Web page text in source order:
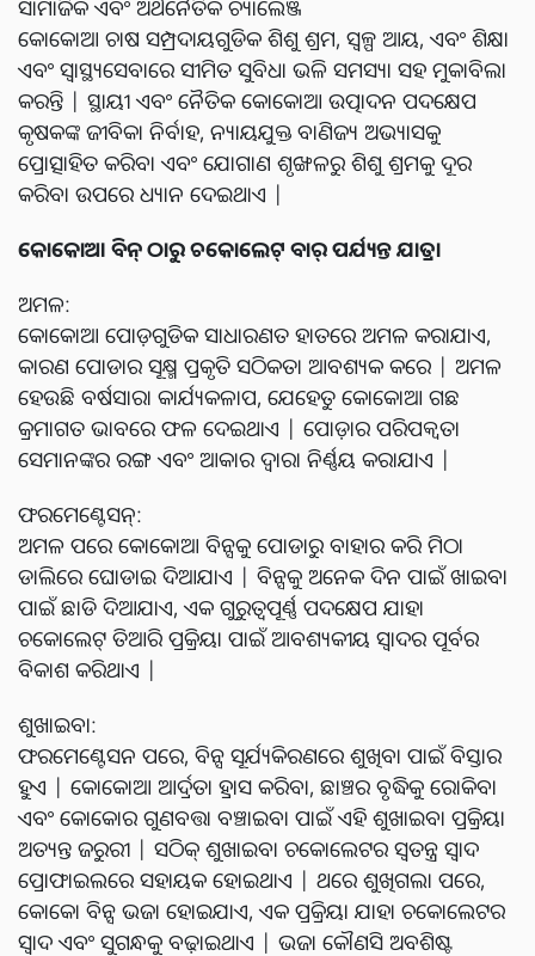
ସାମାଜିକ ଏବଂ ଅର୍ଥନୈତିକ ଚ୍ୟାଲେଞ୍ଜ
କୋକୋଆ ଚାଷ ସମ୍ପ୍ରଦାୟଗୁଡିକ ଶିଶୁ ଶ୍ରମ, ସ୍ୱଳ୍ପ ଆୟ, ଏବଂ ଶିକ୍ଷା
ଏବଂ ସ୍ୱାସ୍ଥ୍ୟସେବାରେ ସୀମିତ ସୁବିଧା ଭଳି ସମସ୍ୟା ସହ ମୁକାବିଲା
କରନ୍ତି | ସ୍ଥାୟୀ ଏବଂ ନୈତିକ କୋକୋଆ ଉତ୍ପାଦନ ପଦକ୍ଷେପ
କୃଷକଙ୍କ ଜୀବିକା ନିର୍ବାହ, ନ୍ୟାୟଯୁକ୍ତ ବାଣିଜ୍ୟ ଅଭ୍ୟାସକୁ
ପ୍ରୋତ୍ସାହିତ କରିବା ଏବଂ ଯୋଗାଣ ଶୃଙ୍ଖଳରୁ ଶିଶୁ ଶ୍ରମକୁ ଦୂର
କରିବା ଉପରେ ଧ୍ୟାନ ଦେଇଥାଏ |
କୋକୋଆ ବିନ୍ ଠାରୁ ଚକୋଲେଟ୍ ବାର୍ ପର୍ଯ୍ୟନ୍ତ ଯାତ୍ରା
ଅମଳ:
କୋକୋଆ ପୋଡ଼ଗୁଡିକ ସାଧାରଣତ ହାତରେ ଅମଳ କରାଯାଏ,
କାରଣ ପୋଡାର ସୂକ୍ଷ୍ମ ପ୍ରକୃତି ସଠିକତା ଆବଶ୍ୟକ କରେ | ଅମଳ
ହେଉଛି ବର୍ଷସାରା କାର୍ଯ୍ୟକଳାପ, ଯେହେତୁ କୋକୋଆ ଗଛ
କ୍ରମାଗତ ଭାବରେ ଫଳ ଦେଇଥାଏ | ପୋଡ଼ାର ପରିପକ୍ୱତା
ସେମାନଙ୍କର ରଙ୍ଗ ଏବଂ ଆକାର ଦ୍ୱାରା ନିର୍ଣ୍ଣୟ କରାଯାଏ |
ଫରମେଣ୍ଟେସନ୍:
ଅମଳ ପରେ କୋକୋଆ ବିନ୍ସକୁ ପୋଡାରୁ ବାହାର କରି ମିଠା
ଡାଲିରେ ଘୋଡାଇ ଦିଆଯାଏ | ବିନ୍ସକୁ ଅନେକ ଦିନ ପାଇଁ ଖାଇବା
ପାଇଁ ଛାଡି ଦିଆଯାଏ, ଏକ ଗୁରୁତ୍ୱପୂର୍ଣ୍ଣ ପଦକ୍ଷେପ ଯାହା
ଚକୋଲେଟ୍ ତିଆରି ପ୍ରକ୍ରିୟା ପାଇଁ ଆବଶ୍ୟକୀୟ ସ୍ୱାଦର ପୂର୍ବର
ବିକାଶ କରିଥାଏ |
ଶୁଖାଇବା:
ଫରମେଣ୍ଟେସନ ପରେ, ବିନ୍ସ ସୂର୍ଯ୍ୟକିରଣରେ ଶୁଖିବା ପାଇଁ ବିସ୍ତାର
ହୁଏ | କୋକୋଆ ଆର୍ଦ୍ରତା ହ୍ରାସ କରିବା, ଛାଞ୍ଚର ବୃଦ୍ଧିକୁ ରୋକିବା
ଏବଂ କୋକୋର ଗୁଣବତ୍ତା ବଞ୍ଚାଇବା ପାଇଁ ଏହି ଶୁଖାଇବା ପ୍ରକ୍ରିୟା
ଅତ୍ୟନ୍ତ ଜରୁରୀ | ସଠିକ୍ ଶୁଖାଇବା ଚକୋଲେଟର ସ୍ୱତନ୍ତ୍ର ସ୍ୱାଦ
ପ୍ରୋଫାଇଲରେ ସହାୟକ ହୋଇଥାଏ | ଥରେ ଶୁଖିଗଲା ପରେ,
କୋକୋ ବିନ୍ସ ଭଜା ହୋଇଯାଏ, ଏକ ପ୍ରକ୍ରିୟା ଯାହା ଚକୋଲେଟର
ସ୍ୱାଦ ଏବଂ ସୁଗନ୍ଧକୁ ବଢ଼ାଇଥାଏ | ଭଜା କୌଣସି ଅବଶିଷ୍ଟ